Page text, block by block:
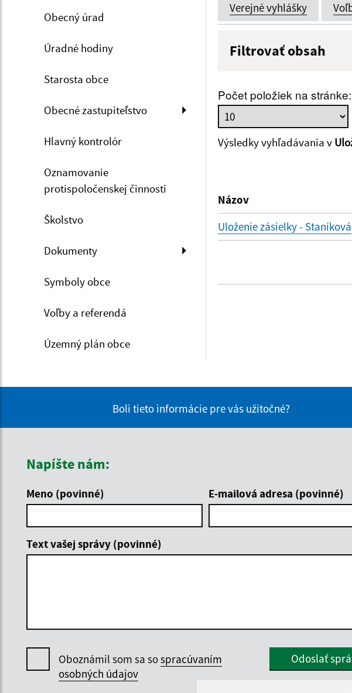
Obecný úrad
Úradné hodiny
Starosta obce
Obecné zastupiteľstvo
Hlavný kontrolór
Oznamovanie
protispoločenskej činnosti
Školstvo
Dokumenty
Symboly obce
Voľby a referendá
Územný plán obce
Verejné vyhlášky
Filtrovať obsah
Dátum zverejnenia do:
Počet položiek na stránke:
Výsledky vyhľadávania v
Názov
Uloženie zásielky - Staníková
Boli tieto informácie pre vás užitočné?
Napíšte nám:
Meno (povinné) E-mailová adresa (povinné)
Text vašej správy (povinné)
Oboznámil som sa sospracúvaním
osobných údajov
Google reCaptcha
Odoslať